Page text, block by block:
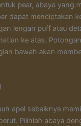
pear, abaya yang
dapat menciptakan
lengan puff atau
ke atas.
bawah akan
apel sebaiknya
Pilihlah abaya